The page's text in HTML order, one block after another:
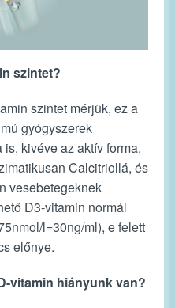
szintet?
szintet mérjük, ez a
gyógyszerek
kivéve az aktív forma,
Calcitriollá, és
vesebetegeknek
D3-vitamin normál
l=30ng/ml), e felett
előnye.
vitamin hiányunk van?